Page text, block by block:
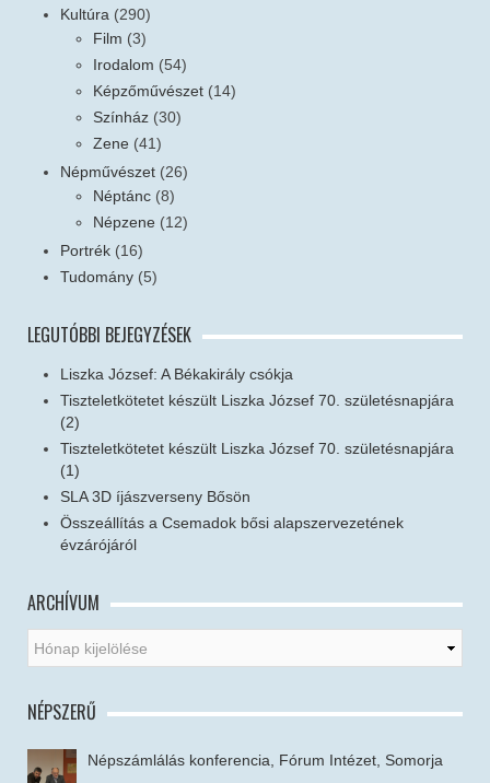
Kultúra (290)
Film (3)
Irodalom (54)
Képzőművészet (14)
Színház (30)
Zene (41)
Népművészet (26)
Néptánc (8)
Népzene (12)
Portrék (16)
Tudomány (5)
LEGUTÓBBI BEJEGYZÉSEK
Liszka József: A Békakirály csókja
Tiszteletkötetet készült Liszka József 70. születésnapjára
(2)
Tiszteletkötetet készült Liszka József 70. születésnapjára
(1)
SLA 3D íjászverseny Bősön
Összeállítás a Csemadok bősi alapszervezetének
évzárójáról
ARCHÍVUM
NÉPSZERŰ
Népszámlálás konferencia, Fórum Intézet, Somorja